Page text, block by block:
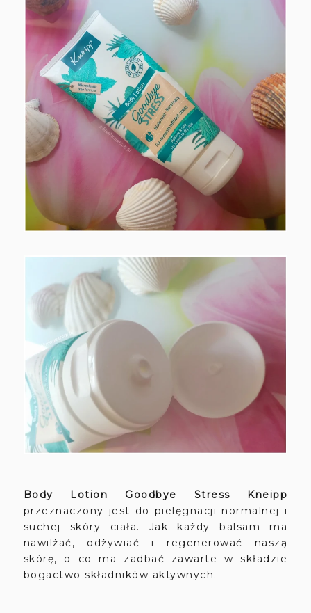
Body Lotion Goodbye Stress Kneipp
przeznaczony jest do pielęgnacji normalnej i
suchej skóry ciała. Jak każdy balsam ma
nawilżać, odżywiać i regenerować naszą
skórę, o co ma zadbać zawarte w składzie
bogactwo składników aktywnych.